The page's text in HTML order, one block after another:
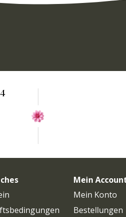
der
Mein
Mein Konto
Bestellungen